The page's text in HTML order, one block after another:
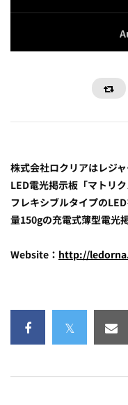
株式会社ロクリアはレジ
LED電光掲示板「マトリク
フレキシブルタイプの
量150gの充電式薄型電光
Website： http://